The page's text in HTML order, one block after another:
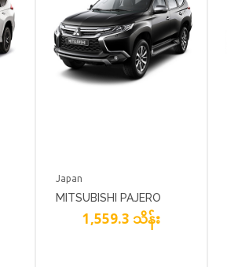
Japan
MITSUBISHI PAJERO
SPORT SUPER BLACK
1,559.3 သိန်း